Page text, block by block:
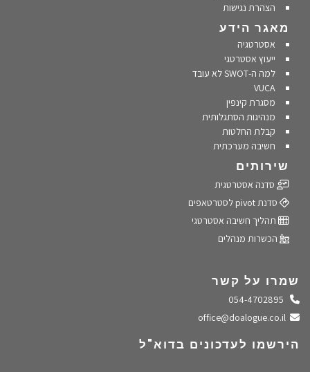
הצהרת נגישות
מאגר הידע
אסטרטגיה
ייעוץ אסטרטגי
למה ה-SWOT לא עובד
VUCA
מסגרת קינפין
מנהיגות הסתגלותית
קבלת החלטות
חשיבה מערכתית
שירותים
סדנה אסטרטגית
סדנת pivot לסטרטאפים
תהליך חשיבה אסטרטגי
הכשרות מנהלים
שמרו על קשר
התקשרו אלינו
שלחו מייל
הירשמו לעדכונים בדוא"ל